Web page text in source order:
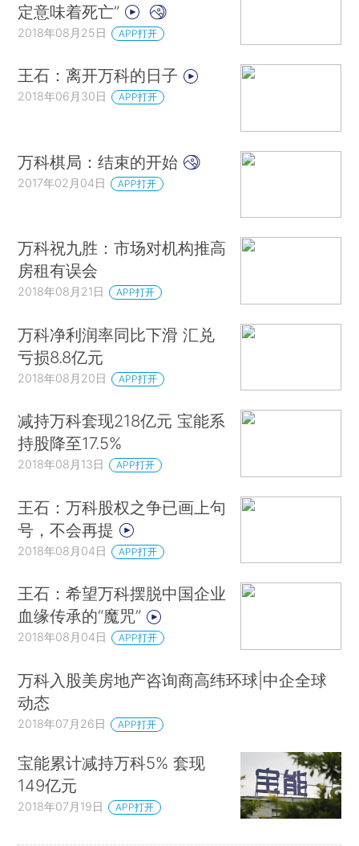
定意味着死亡”
2018年08月25日 APP打开
王石：离开万科的日子
2018年06月30日 APP打开
万科棋局：结束的开始
2017年02月04日 APP打开
万科祝九胜：市场对机构推高
房租有误会
2018年08月21日 APP打开
万科净利润率同比下滑 汇兑
亏损8.8亿元
2018年08月20日 APP打开
减持万科套现218亿元 宝能系
持股降至17.5%
2018年08月13日 APP打开
王石：万科股权之争已画上句
号，不会再提
2018年08月04日 APP打开
王石：希望万科摆脱中国企业
血缘传承的“魔咒”
2018年08月04日 APP打开
万科入股美房地产咨询商高纬环球|中企全球
动态
2018年07月26日 APP打开
宝能累计减持万科5% 套现
149亿元
2018年07月19日 APP打开